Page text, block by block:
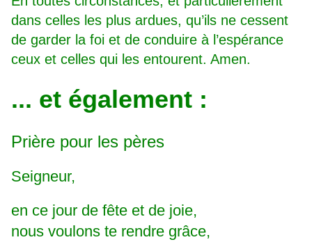
dans celles les plus ardues, qu’ils ne cessent
de garder la foi et de conduire à l’espérance
ceux et celles qui les entourent. Amen.
... et également :
Prière pour les pères
Seigneur,
en ce jour de fête et de joie,
nous voulons te rendre grâce,